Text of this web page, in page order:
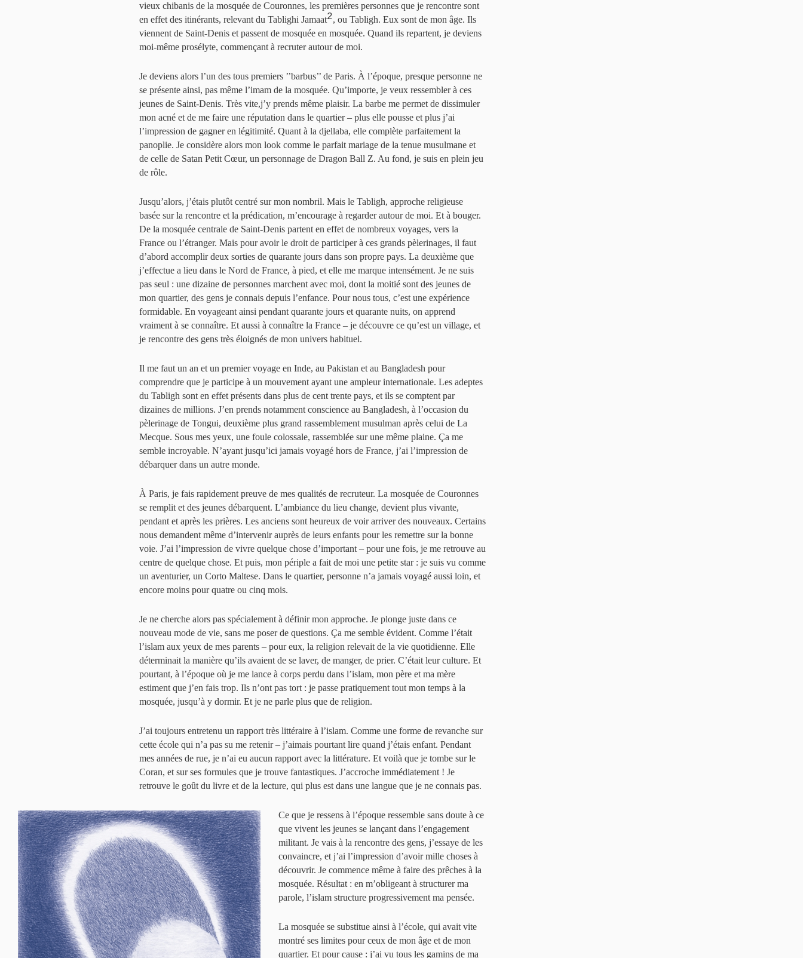
vieux chibanis de la mosquée de Couronnes, les premières personnes que je rencontre sont
en effet des itinérants, relevant du Tablighi Jamaat2, ou Tabligh. Eux sont de mon âge. Ils
viennent de Saint-Denis et passent de mosquée en mosquée. Quand ils repartent, je deviens
moi-même prosélyte, commençant à recruter autour de moi.
Je deviens alors l’un des tous premiers ’’barbus’’ de Paris. À l’époque, presque personne ne
se présente ainsi, pas même l’imam de la mosquée. Qu’importe, je veux ressembler à ces
jeunes de Saint-Denis. Très vite,j’y prends même plaisir. La barbe me permet de dissimuler
mon acné et de me faire une réputation dans le quartier – plus elle pousse et plus j’ai
l’impression de gagner en légitimité. Quant à la djellaba, elle complète parfaitement la
panoplie. Je considère alors mon look comme le parfait mariage de la tenue musulmane et
de celle de Satan Petit Cœur, un personnage de Dragon Ball Z. Au fond, je suis en plein jeu
de rôle.
Jusqu’alors, j’étais plutôt centré sur mon nombril. Mais le Tabligh, approche religieuse
basée sur la rencontre et la prédication, m’encourage à regarder autour de moi. Et à bouger.
De la mosquée centrale de Saint-Denis partent en effet de nombreux voyages, vers la
France ou l’étranger. Mais pour avoir le droit de participer à ces grands pèlerinages, il faut
d’abord accomplir deux sorties de quarante jours dans son propre pays. La deuxième que
j’effectue a lieu dans le Nord de France, à pied, et elle me marque intensément. Je ne suis
pas seul : une dizaine de personnes marchent avec moi, dont la moitié sont des jeunes de
mon quartier, des gens je connais depuis l’enfance. Pour nous tous, c’est une expérience
formidable. En voyageant ainsi pendant quarante jours et quarante nuits, on apprend
vraiment à se connaître. Et aussi à connaître la France – je découvre ce qu’est un village, et
je rencontre des gens très éloignés de mon univers habituel.
Il me faut un an et un premier voyage en Inde, au Pakistan et au Bangladesh pour
comprendre que je participe à un mouvement ayant une ampleur internationale. Les adeptes
du Tabligh sont en effet présents dans plus de cent trente pays, et ils se comptent par
dizaines de millions. J’en prends notamment conscience au Bangladesh, à l’occasion du
pèlerinage de Tongui, deuxième plus grand rassemblement musulman après celui de La
Mecque. Sous mes yeux, une foule colossale, rassemblée sur une même plaine. Ça me
semble incroyable. N’ayant jusqu’ici jamais voyagé hors de France, j’ai l’impression de
débarquer dans un autre monde.
À Paris, je fais rapidement preuve de mes qualités de recruteur. La mosquée de Couronnes
se remplit et des jeunes débarquent. L’ambiance du lieu change, devient plus vivante,
pendant et après les prières. Les anciens sont heureux de voir arriver des nouveaux. Certains
nous demandent même d’intervenir auprès de leurs enfants pour les remettre sur la bonne
voie. J’ai l’impression de vivre quelque chose d’important – pour une fois, je me retrouve au
centre de quelque chose. Et puis, mon périple a fait de moi une petite star : je suis vu comme
un aventurier, un Corto Maltese. Dans le quartier, personne n’a jamais voyagé aussi loin, et
encore moins pour quatre ou cinq mois.
Je ne cherche alors pas spécialement à définir mon approche. Je plonge juste dans ce
nouveau mode de vie, sans me poser de questions. Ça me semble évident. Comme l’était
l’islam aux yeux de mes parents – pour eux, la religion relevait de la vie quotidienne. Elle
déterminait la manière qu’ils avaient de se laver, de manger, de prier. C’était leur culture. Et
pourtant, à l’époque où je me lance à corps perdu dans l’islam, mon père et ma mère
estiment que j’en fais trop. Ils n’ont pas tort : je passe pratiquement tout mon temps à la
mosquée, jusqu’à y dormir. Et je ne parle plus que de religion.
J’ai toujours entretenu un rapport très littéraire à l’islam. Comme une forme de revanche sur
cette école qui n’a pas su me retenir – j’aimais pourtant lire quand j’étais enfant. Pendant
mes années de rue, je n’ai eu aucun rapport avec la littérature. Et voilà que je tombe sur le
Coran, et sur ses formules que je trouve fantastiques. J’accroche immédiatement ! Je
retrouve le goût du livre et de la lecture, qui plus est dans une langue que je ne connais pas.
Ce que je ressens à l’époque ressemble sans doute à ce
que vivent les jeunes se lançant dans l’engagement
militant. Je vais à la rencontre des gens, j’essaye de les
convaincre, et j’ai l’impression d’avoir mille choses à
découvrir. Je commence même à faire des prêches à la
mosquée. Résultat : en m’obligeant à structurer ma
parole, l’islam structure progressivement ma pensée.
La mosquée se substitue ainsi à l’école, qui avait vite
montré ses limites pour ceux de mon âge et de mon
quartier. Et pour cause : j’ai vu tous les gamins de ma